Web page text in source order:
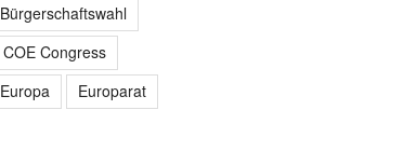
Bürgerschaftswahl
COE Congress
Europa
Europarat